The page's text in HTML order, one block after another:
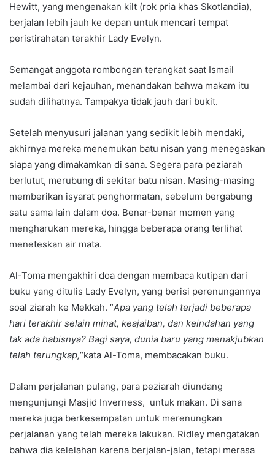
Hewitt, yang mengenakan kilt (rok pria khas Skotlandia),
berjalan lebih jauh ke depan untuk mencari tempat
peristirahatan terakhir Lady Evelyn.
Semangat anggota rombongan terangkat saat Ismail
melambai dari kejauhan, menandakan bahwa makam itu
sudah dilihatnya. Tampakya tidak jauh dari bukit.
Setelah menyusuri jalanan yang sedikit lebih mendaki,
akhirnya mereka menemukan batu nisan yang menegaskan
siapa yang dimakamkan di sana. Segera para peziarah
berlutut, merubung di sekitar batu nisan. Masing-masing
memberikan isyarat penghormatan, sebelum bergabung
satu sama lain dalam doa. Benar-benar momen yang
mengharukan mereka, hingga beberapa orang terlihat
meneteskan air mata.
Al-Toma mengakhiri doa dengan membaca kutipan dari
buku yang ditulis Lady Evelyn, yang berisi perenungannya
soal ziarah ke Mekkah. “Apa yang telah terjadi beberapa
hari terakhir selain minat, keajaiban, dan keindahan yang
tak ada habisnya? Bagi saya, dunia baru yang menakjubkan
telah terungkap,“kata Al-Toma, membacakan buku.
Dalam perjalanan pulang, para peziarah diundang
mengunjungi Masjid Inverness, untuk makan. Di sana
mereka juga berkesempatan untuk merenungkan
perjalanan yang telah mereka lakukan. Ridley mengatakan
bahwa dia kelelahan karena berjalan-jalan, tetapi merasa